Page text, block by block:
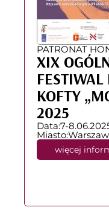
PATRONAT
XIX
KOFTY
2025
Data:7-
Miasto:
więcej